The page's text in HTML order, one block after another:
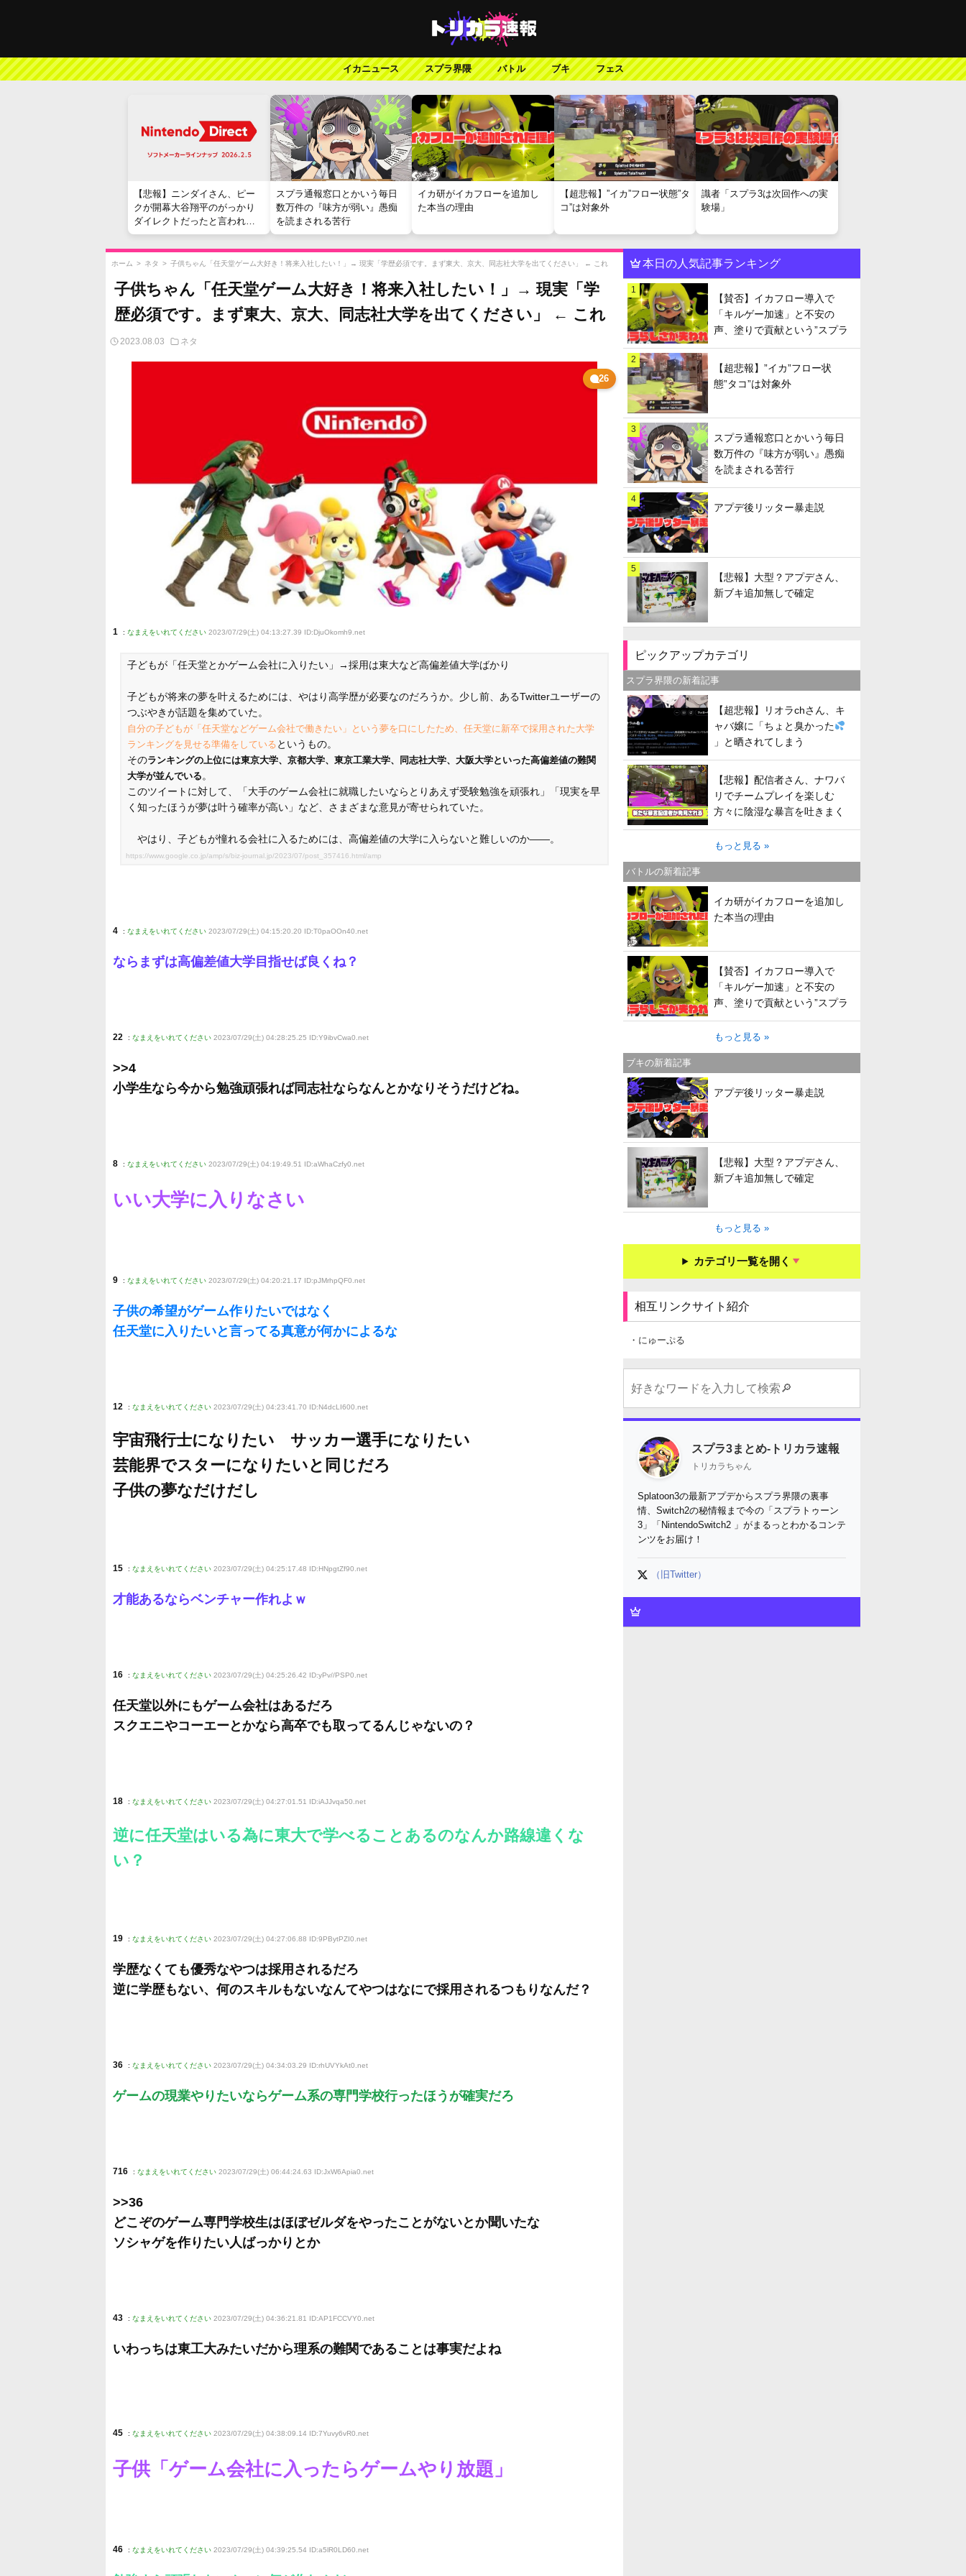
イカニュース スプラ界隈 バトル ブキ フェス
【悲報】ニンダイさん、ピー
クが開幕大谷翔平のがっかり
ダイレクトだったと言われて
しまう
スプラ通報窓口とかいう毎日
数万件の『味方が弱い』愚痴
を読まされる苦行
イカ研がイカフローを追加し
た本当の理由
【超悲報】”イカ”フロー状態”タ
コ”は対象外
識者「スプラ3は次回作への実
験場」
ホーム > ネタ > 子供ちゃん「任天堂ゲーム大好き！将来入社したい！」→ 現実「学歴必須です。まず東大、京大、同志社大学を出てください」 ← これ
子供ちゃん「任天堂ゲーム大好き！将来入社したい！」→ 現実「学
歴必須です。まず東大、京大、同志社大学を出てください」 ← これ
2023.08.03 ネタ
26
1 : なまえをいれてください 2023/07/29(土) 04:13:27.39 ID:DjuOkomh9 .net
子どもが「任天堂とかゲーム会社に入りたい」→採用は東大など高偏差値大学ばかり
子どもが将来の夢を叶えるためには、やはり高学歴が必要なのだろうか。少し前、あるTwitterユーザーの
つぶやきが話題を集めていた。
自分の子どもが「任天堂などゲーム会社で働きたい」という夢を口にしたため、任天堂に新卒で採用された大学
ランキングを見せる準備をしている というもの。
そのランキングの上位には東京大学、京都大学、東京工業大学、同志社大学、大阪大学といった高偏差値の難関
大学が並んでいる 。
このツイートに対して、「大手のゲーム会社に就職したいならとりあえず受験勉強を頑張れ」「現実を早
く知ったほうが夢は叶う確率が高い」など、さまざまな意見が寄せられていた。
やはり、子どもが憧れる会社に入るためには、高偏差値の大学に入らないと難しいのか――。
https://www.google.co.jp/amp/s/biz-journal.jp/2023/07/post_357416.html/amp
4 : なまえをいれてください 2023/07/29(土) 04:15:20.20 ID:T0paOOn40 .net
ならまずは高偏差値大学目指せば良くね？
22 : なまえをいれてください 2023/07/29(土) 04:28:25.25 ID:Y9ibvCwa0.net
>>4
小学生なら今から勉強頑張れば同志社ならなんとかなりそうだけどね。
8 : なまえをいれてください 2023/07/29(土) 04:19:49.51 ID:aWhaCzfy0.net
いい大学に入りなさい
9 : なまえをいれてください 2023/07/29(土) 04:20:21.17 ID:pJMrhpQF0 .net
子供の希望がゲーム作りたいではなく
任天堂に入りたいと言ってる真意が何かによるな
12 : なまえをいれてください 2023/07/29(土) 04:23:41.70 ID:N4dcLI600 .net
宇宙飛行士になりたい サッカー選手になりたい
芸能界でスターになりたいと同じだろ
子供の夢なだけだし
15 : なまえをいれてください 2023/07/29(土) 04:25:17.48 ID:HNpgtZf90 .net
才能あるならベンチャー作れよｗ
16 : なまえをいれてください 2023/07/29(土) 04:25:26.42 ID:yPv//PSP0 .net
任天堂以外にもゲーム会社はあるだろ
スクエニやコーエーとかなら高卒でも取ってるんじゃないの？
18 : なまえをいれてください 2023/07/29(土) 04:27:01.51 ID:iAJJvqa50.net
逆に任天堂はいる為に東大で学べることあるのなんか路線違くな
い？
19 : なまえをいれてください 2023/07/29(土) 04:27:06.88 ID:9PBytPZI0 .net
学歴なくても優秀なやつは採用されるだろ
逆に学歴もない、何のスキルもないなんてやつはなにで採用されるつもりなんだ？
36 : なまえをいれてください 2023/07/29(土) 04:34:03.29 ID:rhUVYkAt0 .net
ゲームの現業やりたいならゲーム系の専門学校行ったほうが確実だろ
716 : なまえをいれてください 2023/07/29(土) 06:44:24.63 ID:JxW6Apia0 .net
>>36
どこぞのゲーム専門学校生はほぼゼルダをやったことがないとか聞いたな
ソシャゲを作りたい人ばっかりとか
43 : なまえをいれてください 2023/07/29(土) 04:36:21.81 ID:AP1FCCVY0 .net
いわっちは東工大みたいだから理系の難関であることは事実だよね
45 : なまえをいれてください 2023/07/29(土) 04:38:09.14 ID:7Yuvy6vR0.net
子供「ゲーム会社に入ったらゲームやり放題」
46 : なまえをいれてください 2023/07/29(土) 04:39:25.54 ID:a5lR0LD60 .net
本日の人気記事ランキング
1
【賛否】イカフロー導入で
「キルゲー加速」と不安の
声、塗りで貢献という”スプラ
らしさ”は失われてしまうのか
2
【超悲報】”イカ”フロー状
態”タコ”は対象外
3
スプラ通報窓口とかいう毎日
数万件の『味方が弱い』愚痴
を読まされる苦行
4
アプデ後リッター暴走説
5
【悲報】大型？アプデさん、
新ブキ追加無しで確定
ピックアップカテゴリ
スプラ界隈の新着記事
【超悲報】リオラchさん、キ
ャバ嬢に「ちょと臭かった
」と晒されてしまう
【悲報】配信者さん、ナワバ
リでチームプレイを楽しむ
方々に陰湿な暴言を吐きまく
ってしまう
もっと見る »
バトルの新着記事
イカ研がイカフローを追加し
た本当の理由
【賛否】イカフロー導入で
「キルゲー加速」と不安の
声、塗りで貢献という”スプラ
らしさ”は失われてしまうのか
もっと見る »
ブキの新着記事
アプデ後リッター暴走説
【悲報】大型？アプデさん、
新ブキ追加無しで確定
もっと見る »
カテゴリ一覧を開く
相互リンクサイト紹介
・にゅーぷる
スプラ3まとめ-トリカラ速報
トリカラちゃん
Splatoon3の最新アプデからスプラ界隈の裏事
情、Switch2の秘情報まで今の「スプラトゥーン
3」「NintendoSwitch2 」がまるっとわかるコンテ
ンツをお届け！
（旧Twitter）